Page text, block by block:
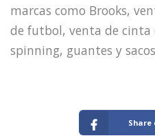
marcas como Brooks,
de futbol, venta de cinta
spinning, guantes y
Share